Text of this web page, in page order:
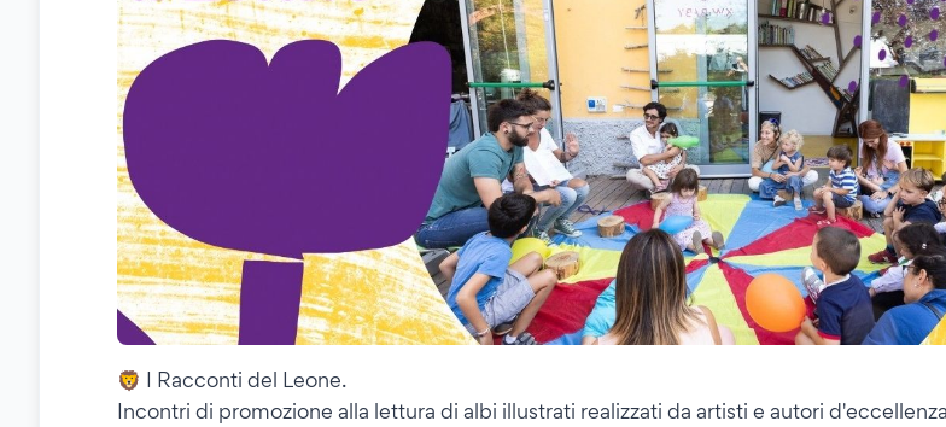
🦁 I Racconti del Leone.
Incontri di promozione alla lettura di albi illustrati realizzati da artisti e autori